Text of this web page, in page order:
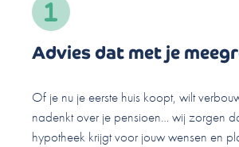
Advies dat met je
Of je nu je eerste huis koopt, wilt
nadenkt over je pensioen… wij zorgen
hypotheek krijgt voor jouw wensen en